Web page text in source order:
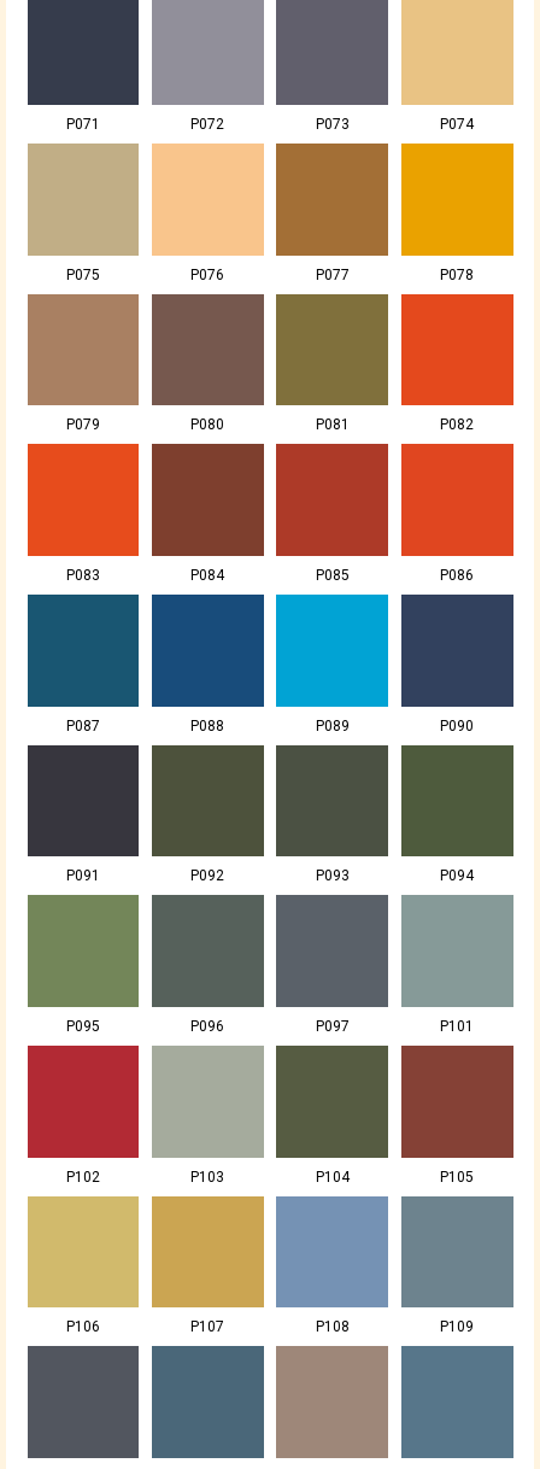
P071 P072 P073 P074
P075 P076 P077 P078
P079 P080 P081 P082
P083 P084 P085 P086
P087 P088 P089 P090
P091 P092 P093 P094
P095 P096 P097 P101
P102 P103 P104 P105
P106 P107 P108 P109